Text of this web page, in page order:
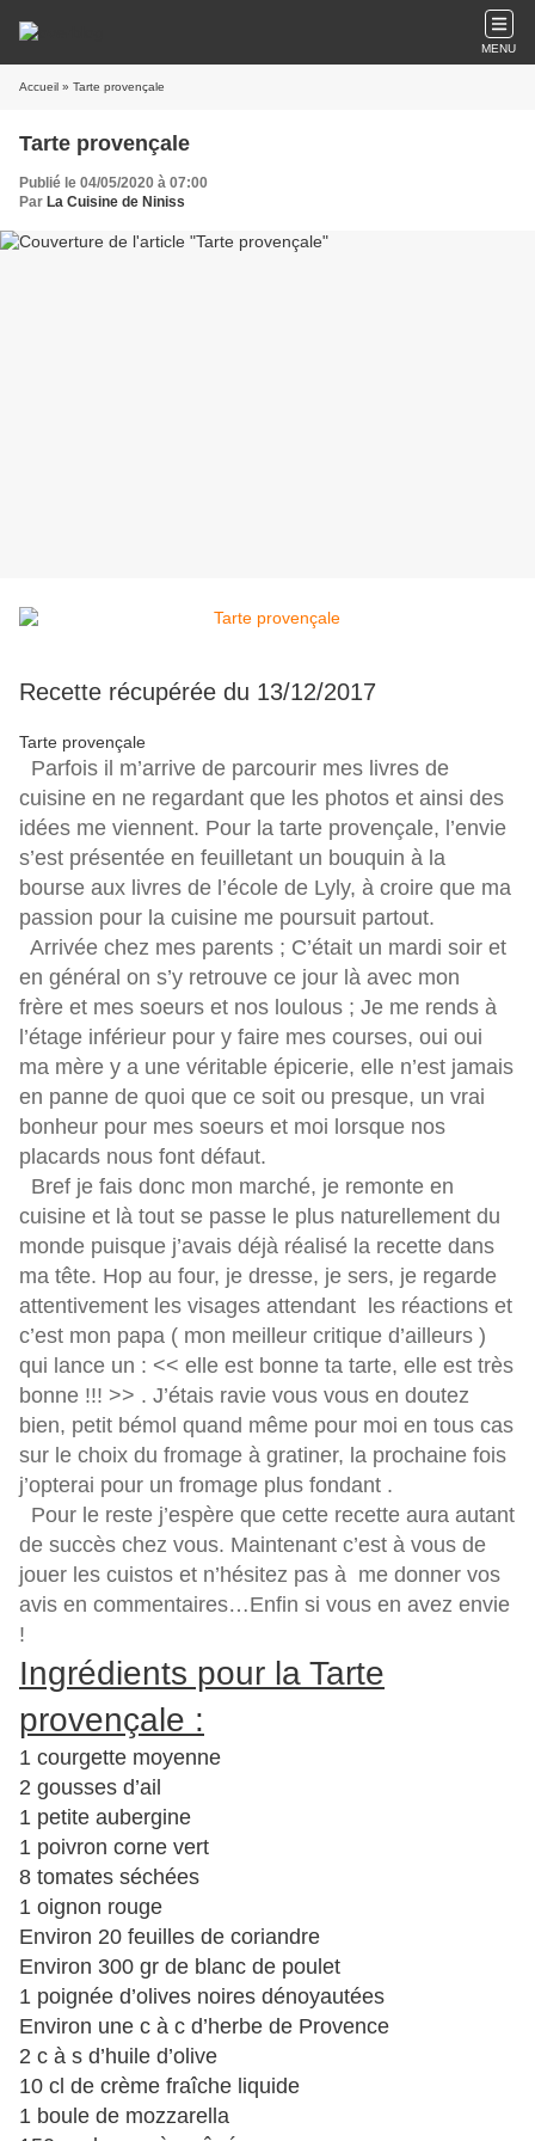
MENU
Accueil » Tarte provençale
Tarte provençale
Publié le 04/05/2020 à 07:00
Par La Cuisine de Niniss
Recette récupérée du 13/12/2017
Tarte provençale
Parfois il m’arrive de parcourir mes livres de
cuisine en ne regardant que les photos et ainsi des
idées me viennent. Pour la tarte provençale, l’envie
s’est présentée en feuilletant un bouquin à la
bourse aux livres de l’école de Lyly, à croire que ma
passion pour la cuisine me poursuit partout.
Arrivée chez mes parents ; C’était un mardi soir et
en général on s’y retrouve ce jour là avec mon
frère et mes soeurs et nos loulous ; Je me rends à
l’étage inférieur pour y faire mes courses, oui oui
ma mère y a une véritable épicerie, elle n’est jamais
en panne de quoi que ce soit ou presque, un vrai
bonheur pour mes soeurs et moi lorsque nos
placards nous font défaut.
Bref je fais donc mon marché, je remonte en
cuisine et là tout se passe le plus naturellement du
monde puisque j’avais déjà réalisé la recette dans
ma tête. Hop au four, je dresse, je sers, je regarde
attentivement les visages attendant les réactions et
c’est mon papa ( mon meilleur critique d’ailleurs )
qui lance un : << elle est bonne ta tarte, elle est très
bonne !!! >> . J’étais ravie vous vous en doutez
bien, petit bémol quand même pour moi en tous cas
sur le choix du fromage à gratiner, la prochaine fois
j’opterai pour un fromage plus fondant .
Pour le reste j’espère que cette recette aura autant
de succès chez vous. Maintenant c’est à vous de
jouer les cuistos et n’hésitez pas à me donner vos
avis en commentaires…Enfin si vous en avez envie
!
Ingrédients pour la Tarte
provençale :
1 courgette moyenne
2 gousses d’ail
1 petite aubergine
1 poivron corne vert
8 tomates séchées
1 oignon rouge
Environ 20 feuilles de coriandre
Environ 300 gr de blanc de poulet
1 poignée d’olives noires dénoyautées
Environ une c à c d’herbe de Provence
2 c à s d’huile d’olive
10 cl de crème fraîche liquide
1 boule de mozzarella